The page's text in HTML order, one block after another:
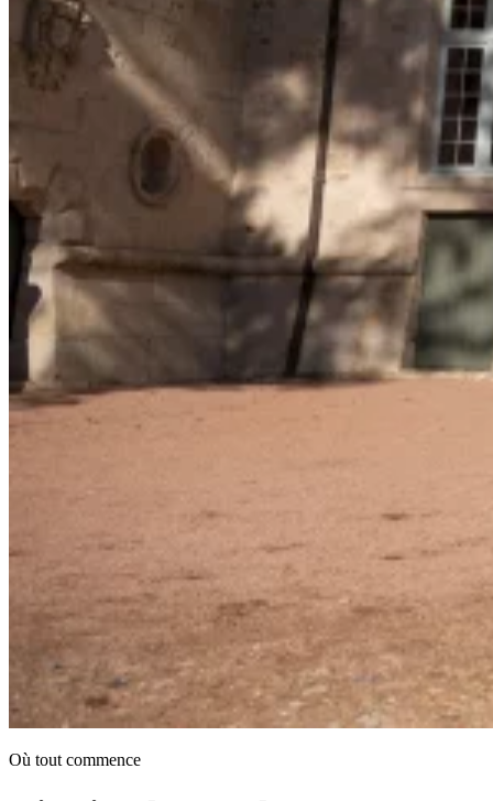
Où tout commence